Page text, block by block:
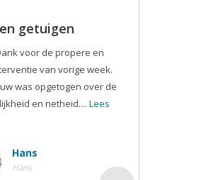
getuigen
voor de propere en
van vorige week.
was opgetogen over de
en netheid.... Lees
Hans
Hans